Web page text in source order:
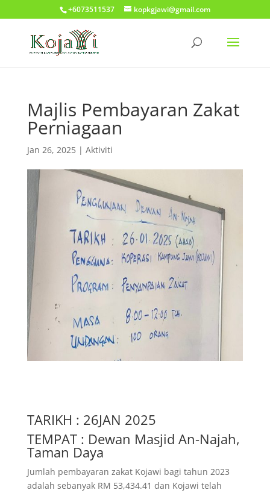
+6073511537 kopkgjawi@gmail.com
Majlis Pembayaran Zakat
Perniagaan
Jan 26, 2025| Aktiviti
TARIKH : 26JAN 2025
TEMPAT : Dewan Masjid An-Najah,
Taman Daya
Jumlah pembayaran zakat Kojawi bagi tahun 2023
adalah sebanyak RM 53,434.41 dan Kojawi telah